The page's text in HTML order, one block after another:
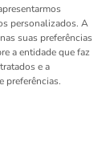
personalizados. A
suas preferências
a entidade que faz
e a
preferências.